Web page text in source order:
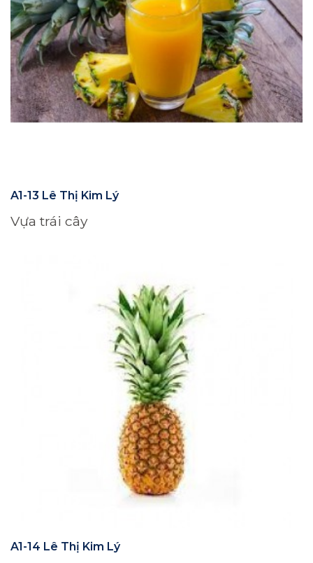
A1-13 Lê Thị Kim Lý
Vựa trái cây
A1-14 Lê Thị Kim Lý